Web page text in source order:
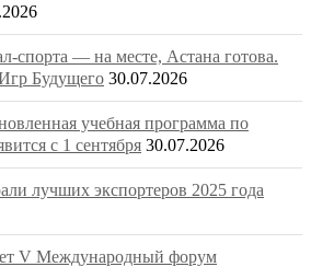
спорта — на месте, Астана готова.
Будущего 30.07.2026
учебная программа по
с 1 сентября 30.07.2026
лучших экспортеров 2025 года
V Международный форум